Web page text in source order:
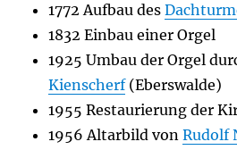
1772 Aufbau des
1832 Einbau einer Orgel
1925 Umbau der Orgel
Kienscherf(Eberswalde)
1955 Restaurierung der
1956 Altarbild vonRudolf